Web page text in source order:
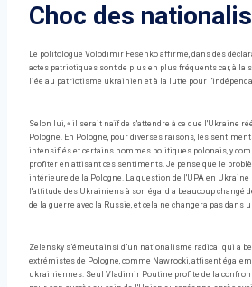
Choc des
Le politologue Volodimir Fesenko affirme, dans des
actes patriotiques sont de plus en plus fréquents car, à la
liée au patriotisme ukrainien et à la lutte pour
Selon lui, « il serait naïf de s'attendre à ce que l'Ukraine
Pologne. En Pologne, pour diverses raisons, les
intensifiés et certains hommes politiques polonais, y
profiter en attisant ces sentiments. Je pense que le
intérieure de la Pologne. La question de l'UPA en Ukraine
l'attitude des Ukrainiens à son égard a beaucoup changé
de la guerre avec la Russie, et cela ne changera pas dans
Zelensky s’émeut ainsi d’un nationalisme radical qui a
extrémistes de Pologne, comme Nawrocki, attisent
ukrainiennes. Seul Vladimir Poutine profite de la